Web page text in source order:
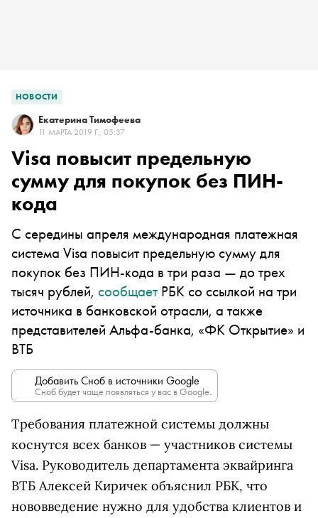
НОВОСТИ
Екатерина Тимофеева
11 МАРТА 2019 Г., 05:37
Visa повысит предельную
сумму для покупок без ПИН-
кода
С середины апреля международная платежная
система Visa повысит предельную сумму для
покупок без ПИН-кода в три раза — до трех
тысяч рублей, сообщаетРБК со ссылкой на три
источника в банковской отрасли, а также
представителей Альфа-банка, «ФК Открытие» и
ВТБ
Добавить Сноб в источники Google
Сноб будет чаще появляться у вас в Google.
Требования платежной системы должны
коснутся всех банков — участников системы
Visa. Руководитель департамента эквайринга
ВТБ Алексей Киричек объяснил РБК, что
нововведение нужно для удобства клиентов и